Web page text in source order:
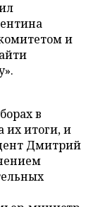
и
в
их итоги, и
Дмитрий